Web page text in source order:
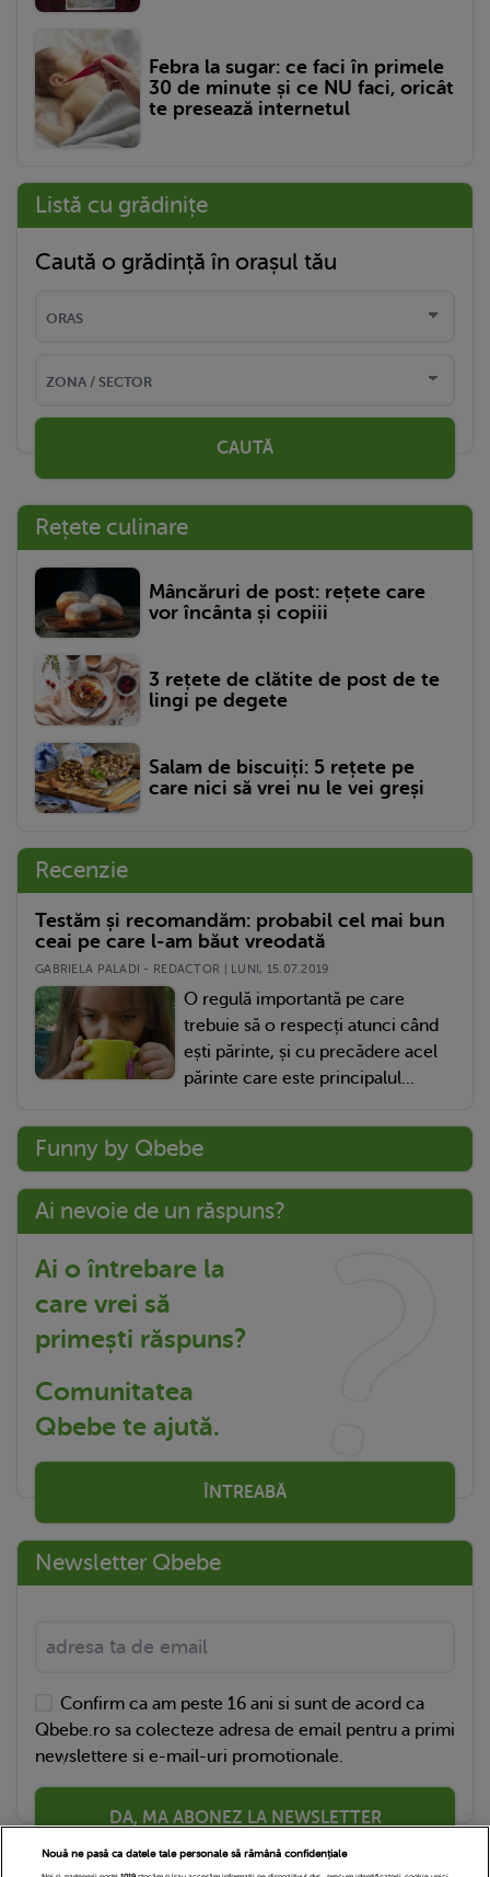
Febra la sugar: ce faci în primele
30 de minute și ce NU faci, oricât
te presează internetul
Listă cu grădinițe
Caută o grădință în orașul tău
CAUTĂ
Rețete culinare
Mâncăruri de post: rețete care
vor încânta și copiii
3 rețete de clătite de post de te
lingi pe degete
Salam de biscuiți: 5 rețete pe
care nici să vrei nu le vei greși
Recenzie
Testăm și recomandăm: probabil cel mai bun
ceai pe care l-am băut vreodată
GABRIELA PALADI - REDACTOR | LUNI, 15.07.2019
O regulă importantă pe care
trebuie să o respecți atunci când
ești părinte, și cu precădere acel
părinte care este principalul...
Funny by Qbebe
Ai nevoie de un răspuns?
Ai o întrebare la
care vrei să
primești răspuns?
Comunitatea
Qbebe te ajută.
ÎNTREABĂ
Newsletter Qbebe
Confirm ca am peste 16 ani si sunt de acord ca
Qbebe.ro sa colecteze adresa de email pentru a primi
newslettere si e-mail-uri promotionale.
DA, MA ABONEZ LA NEWSLETTER
Nouă ne pasă ca datele tale personale să rămână confidențiale